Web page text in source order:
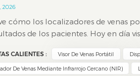
2026
cómo los localizadores de venas
de los pacientes. Hoy en día
CALIENTES : Visor De Venas Portátil
De Venas Mediante Infrarrojo Cercano (NIR)